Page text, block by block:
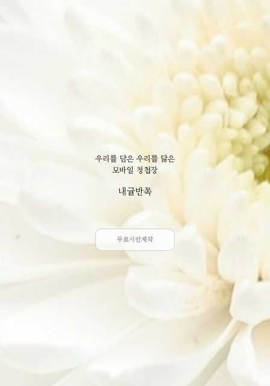
우리를 담은 우리를 닮은
모바일 청첩장
내귤반쪽
무료시안제작